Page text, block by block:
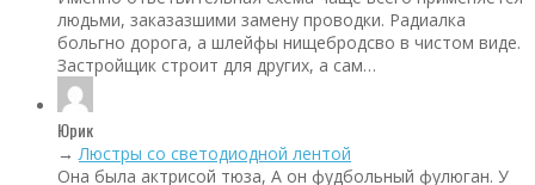
людьми, заказазшими замену проводки. Радиалка
больгно дорога, а шлейфы нищебродсво в чистом виде.
Застройщик строит для других, а сам…
Юрик
→Люстры со светодиодной лентой
Она была актрисой тюза, А он фудбольный фулюган. У